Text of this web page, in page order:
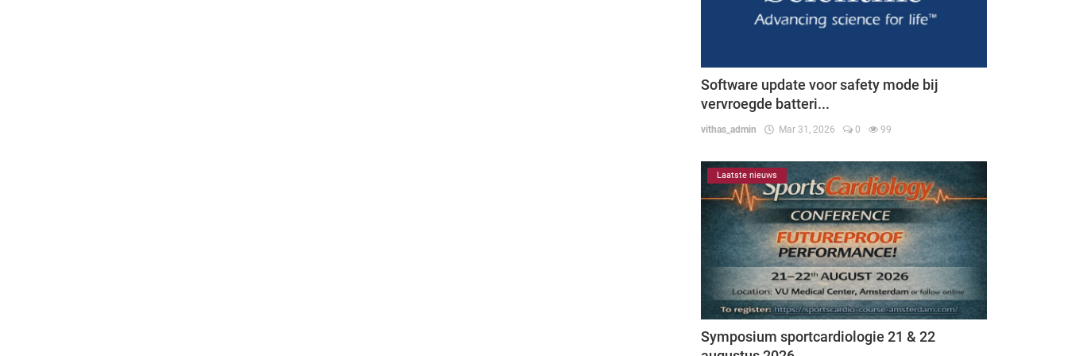
Software update voor safety mode bij
vervroegde batteri...
vithas_admin Mar 31, 2026 0 99
Laatste nieuws
Symposium sportcardiologie 21 & 22